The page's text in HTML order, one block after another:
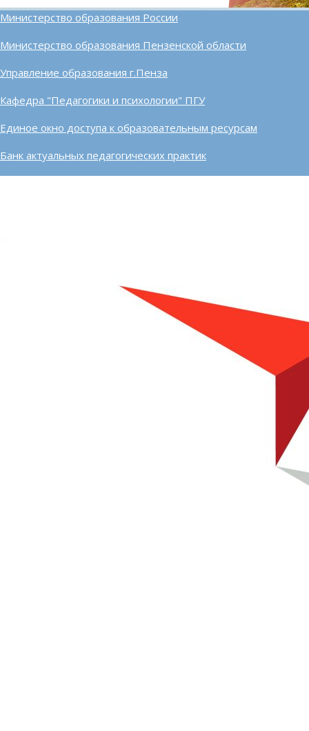
Министерство образования России
Министерство образования Пензенской области
Управление образования г.Пенза
Кафедра "Педагогики и психологии" ПГУ
Единое окно доступа к образовательным ресурсам
Банк актуальных педагогических практик